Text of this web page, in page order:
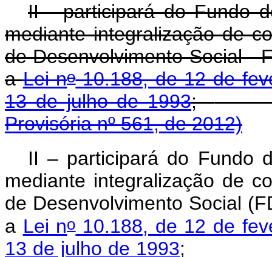
II - participará do Fundo
mediante integralização de
de Desenvolvimento Social -
aLei no10.188, de 12 de
13 de julho de 1993;
Provisória nº 561, de 2012)
II – participará do Fundo
mediante integralização de
de Desenvolvimento Social
a Lei no10.188, de 12 de
13 de julho de 1993;